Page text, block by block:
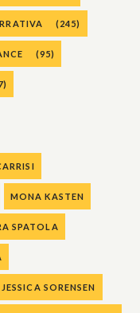
(245)
(95)
MONA KASTEN
SPATOLA
JESSICA SORENSEN